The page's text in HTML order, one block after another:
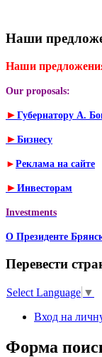
Наши
Наши
Our proposals:
► Губернатору А.
► Бизнесу
► Реклама на сайте
► Инвесторам
Investments
О Президенте
Перевести
Select Language ▼
Вход на
Форма